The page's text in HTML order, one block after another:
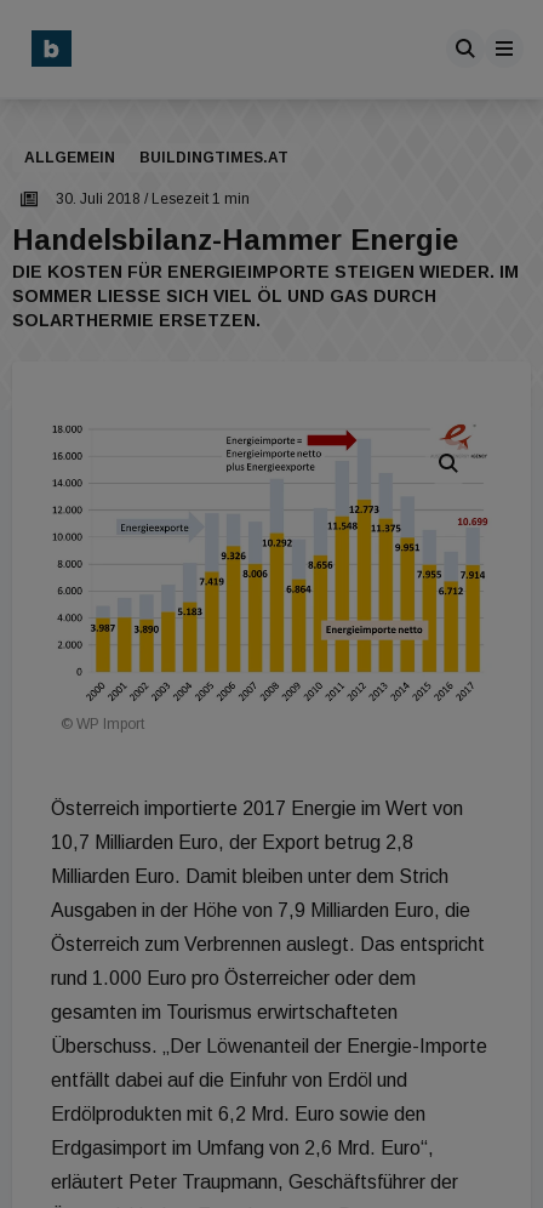
ALLGEMEIN BUILDINGTIMES.AT
30. Juli 2018 / Lesezeit 1 min
Handelsbilanz-Hammer Energie
DIE KOSTEN FÜR ENERGIEIMPORTE STEIGEN WIEDER. IM
SOMMER LIESSE SICH VIEL ÖL UND GAS DURCH S
OLARTHERMIE ERSETZEN.
© WP Import
Österreich importierte 2017 Energie im Wert von
10,7 Milliarden Euro, der Export betrug 2,8
Milliarden Euro. Damit bleiben unter dem Strich
Ausgaben in der Höhe von 7,9 Milliarden Euro, die
Österreich zum Verbrennen auslegt. Das entspricht
rund 1.000 Euro pro Österreicher oder dem
gesamten im Tourismus erwirtschafteten
Überschuss. „Der Löwenanteil der Energie-Importe
entfällt dabei auf die Einfuhr von Erdöl und
Erdölprodukten mit 6,2 Mrd. Euro sowie den
Erdgasimport im Umfang von 2,6 Mrd. Euro“,
erläutert Peter Traupmann, Geschäftsführer der